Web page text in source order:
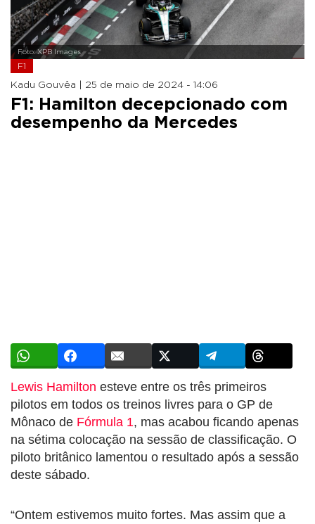
Foto: XPB Images
F1
Kadu Gouvêa | 25 de maio de 2024 - 14:06
F1: Hamilton decepcionado com
desempenho da Mercedes
Lewis Hamilton esteve entre os três primeiros
pilotos em todos os treinos livres para o GP de
Mônaco de Fórmula 1, mas acabou ficando apenas
na sétima colocação na sessão de classificação. O
piloto britânico lamentou o resultado após a sessão
deste sábado.
“Ontem estivemos muito fortes. Mas assim que a